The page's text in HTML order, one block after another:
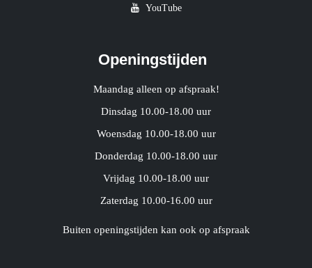
YouTube
Openingstijden
Maandag alleen op afspraak!
Dinsdag 10.00-18.00 uur
Woensdag 10.00-18.00 uur
Donderdag 10.00-18.00 uur
Vrijdag 10.00-18.00 uur
Zaterdag 10.00-16.00 uur
Buiten openingstijden kan ook op afspraak